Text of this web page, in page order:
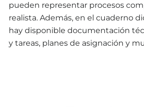
pueden representar procesos
realista. Además, en el cuaderno
hay disponible documentación
y tareas, planes de asignación y